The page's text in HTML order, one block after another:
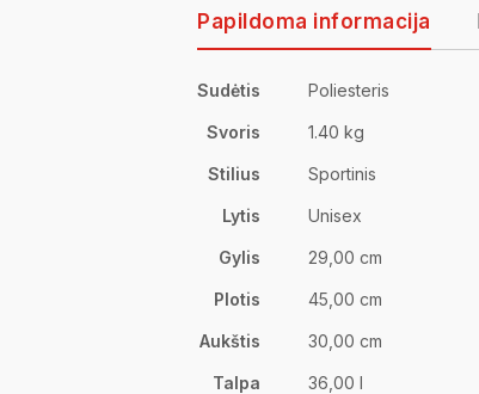
Papildoma informacija
Sudėtis Poliesteris
Svoris 1.40 kg
Stilius Sportinis
Lytis Unisex
Gylis 29,00 cm
Plotis 45,00 cm
Aukštis 30,00 cm
Talpa 36,00 l